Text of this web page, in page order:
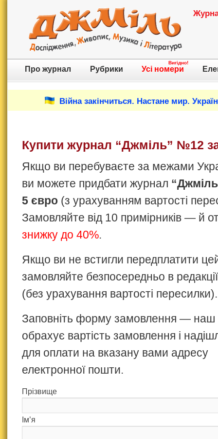
Про журнал Рубрики Усі номери
Вигідно!
Війна закінчиться. Настане мир.
Купити журнал “Джміль” №12 за
Якщо ви перебуваєте за межами
ви можете придбати журнал
5 євро (з урахуванням вартості
Замовляйте від 10 примірників — й
знижку до 40%.
Якщо ви не встигли передплатити
замовляйте безпосередньо в
(без урахування вартості пересилки).
Заповніть форму замовлення —
обрахує вартість замовлення і
для оплати на вказану вами адресу
електронної пошти.
Прізвище
Ім’я